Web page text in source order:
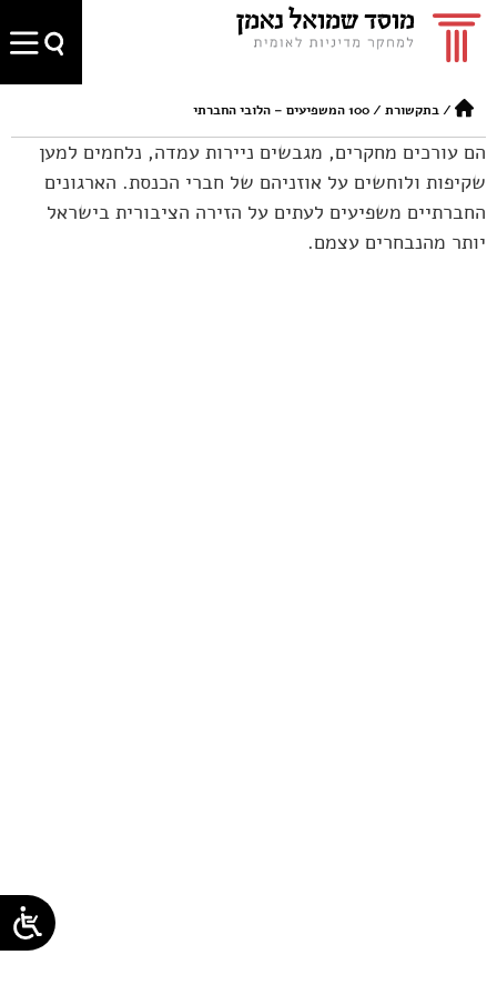
/בתקשורת /100 המשפיעים – הלובי החברתי
הם עורכים מחקרים, מגבשים ניירות עמדה, נלחמים למען
שקיפות ולוחשים על אוזניהם של חברי הכנסת. הארגונים
החברתיים משפיעים לעתים על הזירה הציבורית בישראל
יותר מהנבחרים עצמם.